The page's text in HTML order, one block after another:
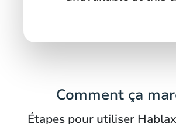
Comment ça
Étapes pour utiliser